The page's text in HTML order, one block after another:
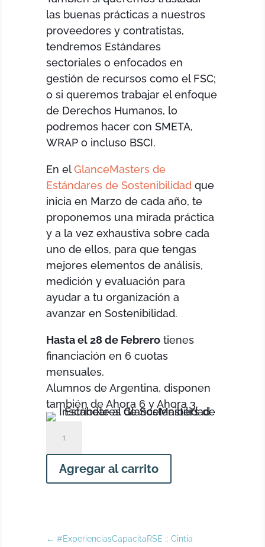
las buenas prácticas a nuestros
proveedores y contratistas,
tendremos Estándares
sectoriales o enfocados en
gestión de recursos como el FSC;
o si queremos trabajar el enfoque
de Derechos Humanos, lo
podremos hacer con SMETA,
WRAP o incluso BSCI.
En elGlanceMasters de
Estándares de Sostenibilidad que
inicia en Marzo de cada año, te
proponemos una mirada práctica
y a la vez exhaustiva sobre cada
uno de ellos, para que tengas
mejores elementos de análisis,
medición y evaluación para
ayudar a tu organización a
avanzar en Sostenibilidad.
Hasta el 28 de Febrero tienes
financiación en 6 cuotas
mensuales.
Alumnos de Argentina, disponen
también de Ahora 6 y Ahora 3.
Crítica
Agregar al carrito
←#ExperienciasCapacitaRSE :: Cintia